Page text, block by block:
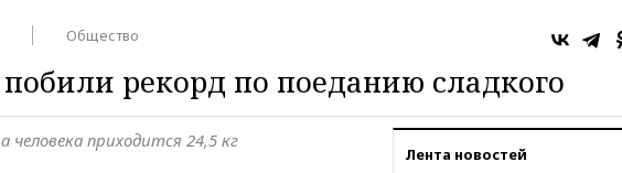
Общество
побили рекорд по поеданию сладкого
Лента новостей
человека приходится 24,5 кг